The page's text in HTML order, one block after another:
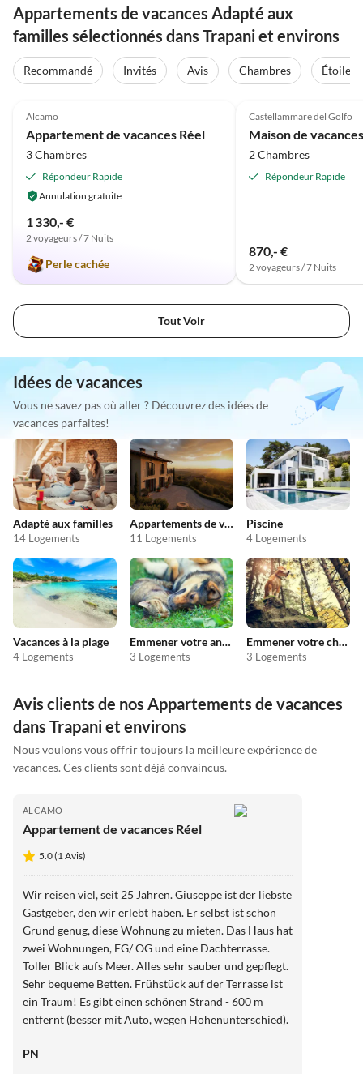
Appartements de vacances Adapté aux
familles sélectionnés dans Trapani et environs
Recommandé Invités Avis Chambres Étoiles
Meilleure
Alcamo
Appartement de vacances Réel
3 Chambres
Répondeur Rapide
Annulation gratuite
1 330,- €
2 voyageurs / 7 Nuits
Perle cachée
Castellammare del Golfo
2 Chambres
Répondeur Rapide
870,- €
2 voyageurs / 7 Nuits
Tout Voir
Idées de vacances
Vous ne savez pas où aller ? Découvrez des idées de
vacances parfaites!
Adapté aux familles
14 Logements
Appartements de vacances pas chers
11 Logements
Piscine
4 Logements
Vacances à la plage
4 Logements
Emmener votre animal en vacances
3 Logements
Emmener votre chien en vacances
3 Logements
Avis clients de nos Appartements de vacances
dans Trapani et environs
Nous voulons vous offrir toujours la meilleure expérience de
vacances. Ces clients sont déjà convaincus.
ALCAMO
Appartement de vacances Réel
5.0 (1 Avis)
Wir reisen viel, seit 25 Jahren. Giuseppe ist der liebste
Gastgeber, den wir erlebt haben. Er selbst ist schon
Grund genug, diese Wohnung zu mieten. Das Haus hat
zwei Wohnungen, EG/ OG und eine Dachterrasse.
Toller Blick aufs Meer. Alles sehr sauber und gepflegt.
Sehr bequeme Betten. Frühstück auf der Terrasse ist
ein Traum! Es gibt einen schönen Strand - 600 m
entfernt (besser mit Auto, wegen Höhenunterschied).
Konditorei und auch Arancine (Reis, Ragu, Mozzarella
PN